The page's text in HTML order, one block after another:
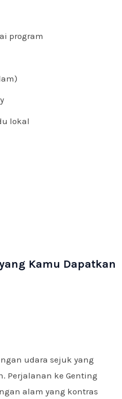
program
lokal
Kamu Dapatkan
udara sejuk yang
Perjalanan ke Genting
alam yang kontras